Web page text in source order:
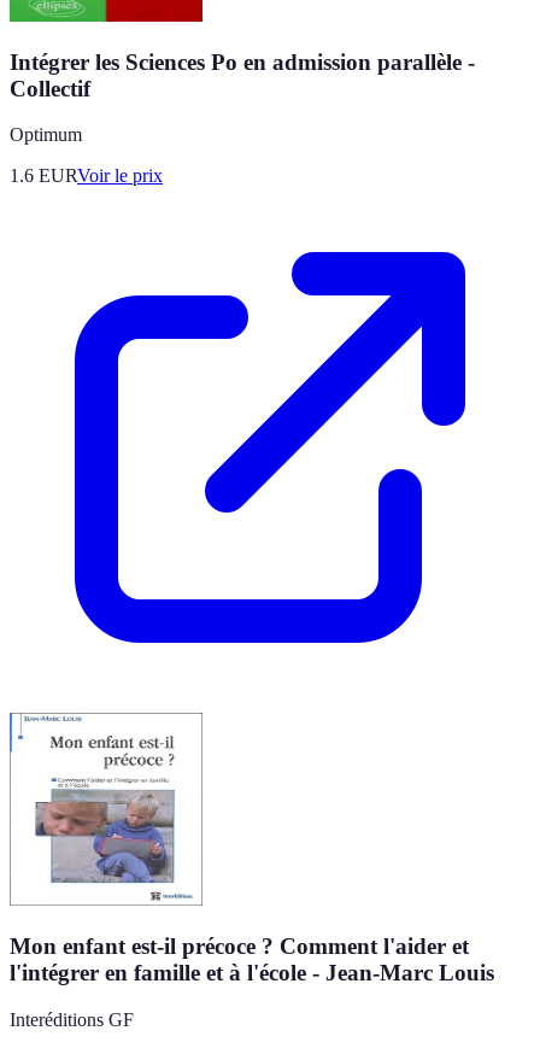
Intégrer les Sciences Po en admission parallèle -
Collectif
Optimum
1.6 EURVoir le prix
Mon enfant est-il précoce ? Comment l'aider et
l'intégrer en famille et à l'école - Jean-Marc Louis
Interéditions GF